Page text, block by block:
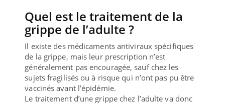
Quel est le traitement de la
grippe de l’adulte ?
Il existe des médicaments antiviraux spécifiques
de la grippe, mais leur prescription n’est
généralement pas encouragée, sauf chez les
sujets fragilisés ou à risque qui n’ont pas pu être
vaccinés avant l’épidémie.
Le traitement d’une grippe chez l’adulte va donc